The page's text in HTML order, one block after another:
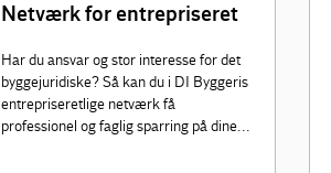
Netværk for entrepriseret
Har du ansvar og stor interesse for det
byggejuridiske? Så kan du i DI Byggeris
entrepriseretlige netværk få
professionel og faglig sparring på dine...